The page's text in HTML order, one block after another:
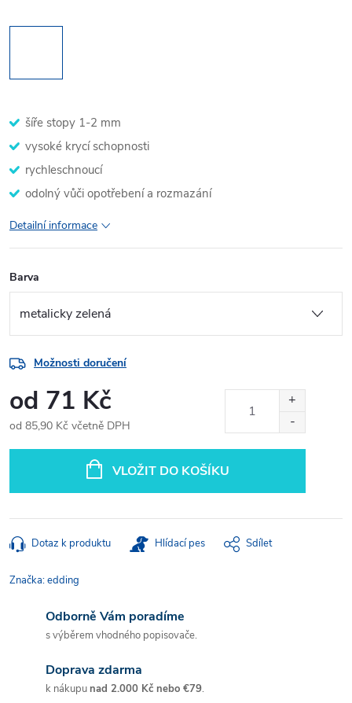
šíře stopy 1-2 mm
vysoké krycí schopnosti
rychleschnoucí
odolný vůči opotřebení a rozmazání
Detailní informace
Barva
Možnosti doručení
od 71 Kč
od 85,90 Kč včetně DPH
VLOŽIT DO KOŠÍKU
Dotaz k produktu Hlídací pes Sdílet
Značka:edding
Odborně Vám poradíme
s výběrem vhodného popisovače.
Doprava zdarma
k nákupunad 2.000 Kč nebo €79.